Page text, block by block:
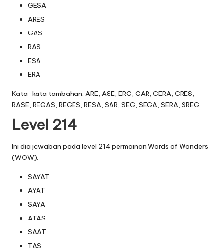
GESA
ARES
GAS
RAS
ESA
ERA
Kata-kata tambahan: ARE, ASE, ERG, GAR, GERA, GRES,
RASE, REGAS, REGES, RESA, SAR, SEG, SEGA, SERA, SREG
Level 214
Ini dia jawaban pada level 214 permainan Words of Wonders
(WOW).
SAYAT
AYAT
SAYA
ATAS
SAAT
TAS